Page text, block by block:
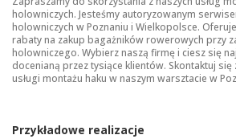
holowniczych. Jesteśmy autoryzowanym
holowniczych w Poznaniu i Wielkopolsce.
rabaty na zakup bagażników rowerowych przy
holowniczego. Wybierz naszą firmę i ciesz się
docenianą przez tysiące klientów. Skontaktuj się
usługi montażu haku w naszym warsztacie w
Przykładowe realizacje